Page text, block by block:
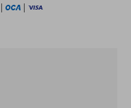
| |